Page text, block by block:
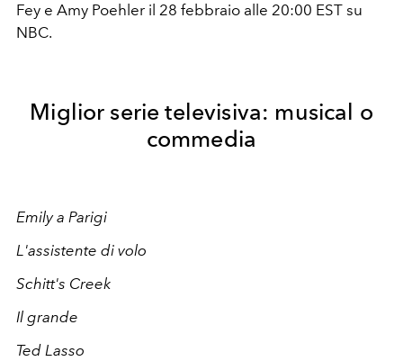
Fey e Amy Poehler il 28 febbraio alle 20:00 EST su
NBC.
Miglior serie televisiva: musical o
commedia
Emily a Parigi
L'assistente di volo
Schitt's Creek
Il grande
Ted Lasso